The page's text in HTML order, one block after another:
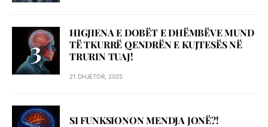
HIGJIENA E DOBËT E DHËMBËVE MUND
TË TKURRË QENDRËN E KUJTESËS NË
TRURIN TUAJ!
21 DHJETOR, 2025
SI FUNKSIONON MENDJA JONË?!